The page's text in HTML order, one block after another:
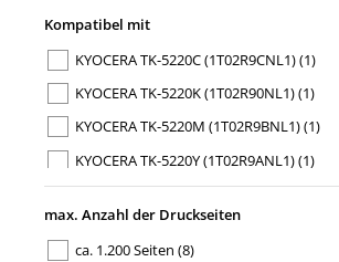
Kompatibel mit
KYOCERA TK-5220C (1T02R9CNL1)(1)
KYOCERA TK-5220K (1T02R90NL1)(1)
KYOCERA TK-5220M (1T02R9BNL1)(1)
KYOCERA TK-5220Y (1T02R9ANL1)(1)
KYOCERA TK-5230C (1T02R9CNL0)(1)
KYOCERA TK-5230C/TK-5230M/TK-
5230Y(1)
max. Anzahl der Druckseiten
ca. 1.200 Seiten (8)